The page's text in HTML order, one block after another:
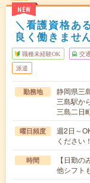
NEW
＼看護資格あ
良く働きませ
職種未経験OK 交
派遣
勤務地
静岡県三
三島駅か
三島二日
曜日頻度
週2日～
ください！
時間
【日勤
他シフト